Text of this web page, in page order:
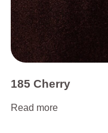
185 Cherry
Read more